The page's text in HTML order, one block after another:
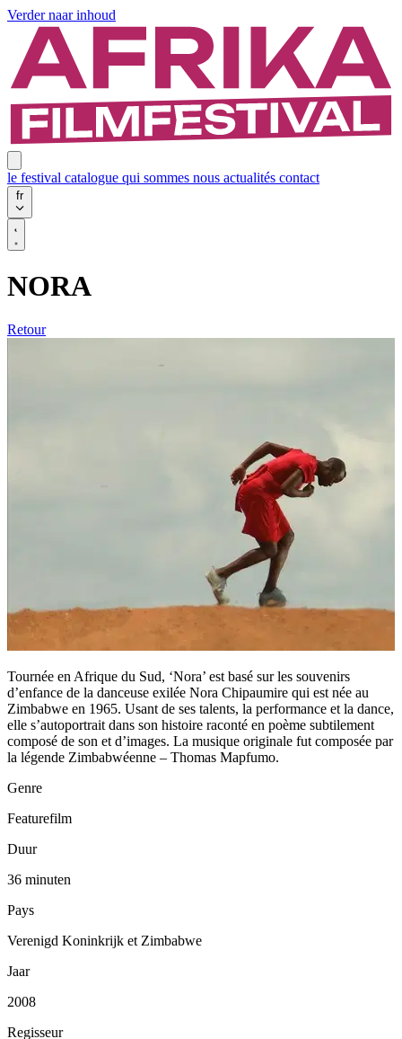
Verder naar inhoud
le festival catalogue qui sommes nous actualités contact
fr
NORA
Retour
Tournée en Afrique du Sud, ‘Nora’ est basé sur les souvenirs
d’enfance de la danceuse exilée Nora Chipaumire qui est née au
Zimbabwe en 1965. Usant de ses talents, la performance et la dance,
elle s’autoportrait dans son histoire raconté en poème subtilement
composé de son et d’images. La musique originale fut composée par
la légende Zimbabwéenne – Thomas Mapfumo.
Genre
Featurefilm
Duur
36 minuten
Pays
Verenigd Koninkrijk et Zimbabwe
Jaar
2008
Regisseur